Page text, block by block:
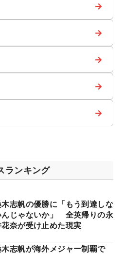
→
→
→
→
→
ランキング
木志帆の優勝に「もう到達しな
んじゃないか」 全英帰りの永
花奈が受け止めた現実
木志帆が海外メジャー制覇で